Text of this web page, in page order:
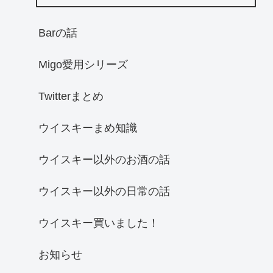
Barの話
Migo愛用シリーズ
Twitterまとめ
ウイスキーまめ知識
ウイスキー以外のお酒の話
ウイスキー以外の日常の話
ウイスキー買いました！
お知らせ